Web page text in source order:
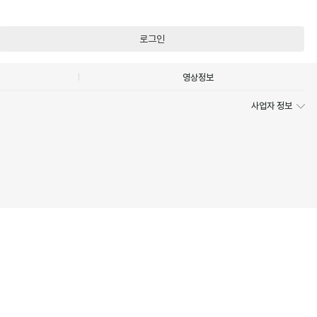
로그인
영상정보
사업자 정보